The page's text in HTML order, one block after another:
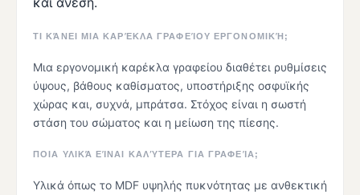
ΤΙ ΚΆΝΕΙ ΜΙΑ ΚΑΡΈΚΛΑ ΓΡΑΦΕΊΟΥ ΕΡΓΟΝΟΜΙΚΉ;
Μια εργονομική καρέκλα γραφείου διαθέτει ρυθμίσεις
ύψους, βάθους καθίσματος, υποστήριξης οσφυϊκής
χώρας και, συχνά, μπράτσα. Στόχος είναι η σωστή
στάση του σώματος και η μείωση της πίεσης.
ΠΟΙΑ ΥΛΙΚΆ ΕΊΝΑΙ ΚΑΛΎΤΕΡΑ ΓΙΑ ΓΡΑΦΕΊΑ;
Υλικά όπως το MDF υψηλής πυκνότητας με ανθεκτική